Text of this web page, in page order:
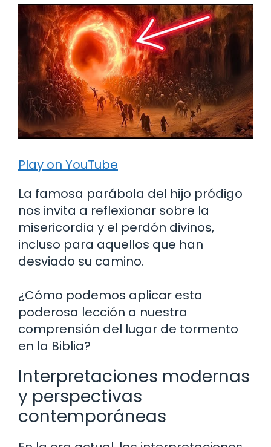
Play on YouTube
La famosa parábola del hijo pródigo
nos invita a reflexionar sobre la
misericordia y el perdón divinos,
incluso para aquellos que han
desviado su camino.
¿Cómo podemos aplicar esta
poderosa lección a nuestra
comprensión del lugar de tormento
en la Biblia?
Interpretaciones modernas
y perspectivas
contemporáneas